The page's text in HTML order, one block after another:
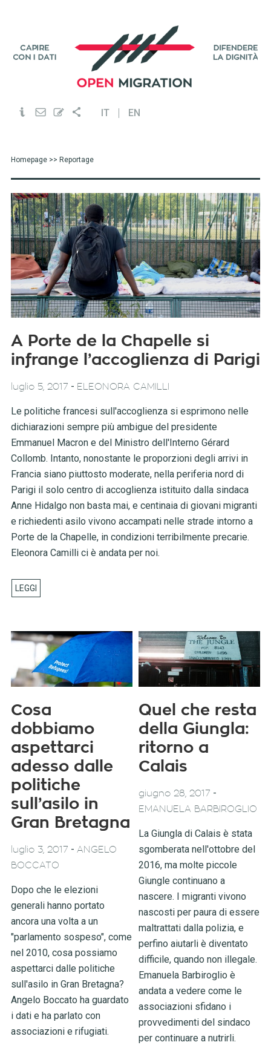
IT EN
Homepage>> Reportage
A Porte de la Chapelle si
infrange l’accoglienza di Parigi
luglio 5, 2017 - ELEONORA CAMILLI
Le politiche francesi sull'accoglienza si esprimono nelle
dichiarazioni sempre più ambigue del presidente
Emmanuel Macron e del Ministro dell'Interno Gérard
Collomb. Intanto, nonostante le proporzioni degli arrivi in
Francia siano piuttosto moderate, nella periferia nord di
Parigi il solo centro di accoglienza istituito dalla sindaca
Anne Hidalgo non basta mai, e centinaia di giovani migranti
e richiedenti asilo vivono accampati nelle strade intorno a
Porte de la Chapelle, in condizioni terribilmente precarie.
Eleonora Camilli ci è andata per noi.
Cosa
dobbiamo
aspettarci
adesso dalle
politiche
sull’asilo in
Gran Bretagna
luglio 3, 2017 - ANGELO
BOCCATO
Dopo che le elezioni
generali hanno portato
ancora una volta a un
"parlamento sospeso", come
nel 2010, cosa possiamo
aspettarci dalle politiche
sull'asilo in Gran Bretagna?
Angelo Boccato ha guardato
i dati e ha parlato con
associazioni e rifugiati.
Quel che resta
della Giungla:
ritorno a
Calais
giugno 28, 2017 -
EMANUELA BARBIROGLIO
La Giungla di Calais è stata
sgomberata nell'ottobre del
2016, ma molte piccole
Giungle continuano a
nascere. I migranti vivono
nascosti per paura di essere
maltrattati dalla polizia, e
perfino aiutarli è diventato
difficile, quando non illegale.
Emanuela Barbiroglio è
andata a vedere come le
associazioni sfidano i
provvedimenti del sindaco
per continuare a nutrirli.